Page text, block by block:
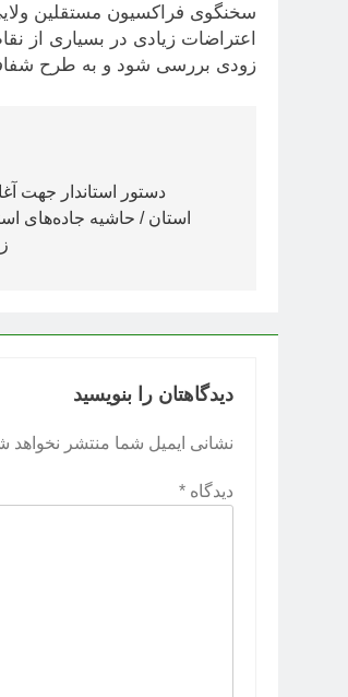
سخنگوی فراکسیون مستقلین
اعتراضات زیادی در بسیاری از
زودی بررسی شود و به طرح
دستور استاندار جهت
استان / حاشیه جاده‌های
دیدگاهتان را بنویسید
نشانی ایمیل شما منتشر نخواهد
دیدگاه *